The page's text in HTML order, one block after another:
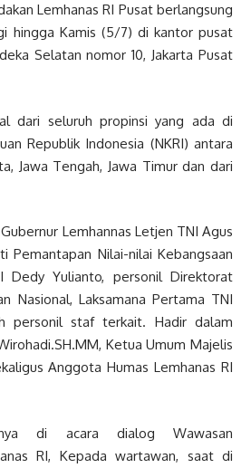
Lemhanas RI Pusat berlangsung
hingga Kamis (5/7) di kantor pusat
Selatan nomor 10, Jakarta Pusat
dari seluruh propinsi yang ada di
Republik Indonesia (NKRI) antara
Jawa Tengah, Jawa Timur dan dari
Lemhannas Letjen TNI Agus
Pemantapan Nilai-nilai Kebangsaan
Dedy Yulianto, personil Direktorat
Nasional, Laksamana Pertama TNI
personil staf terkait. Hadir dalam
Ketua Umum Majelis
Anggota Humas Lemhanas RI
di acara dialog Wawasan
RI, Kepada wartawan, saat di